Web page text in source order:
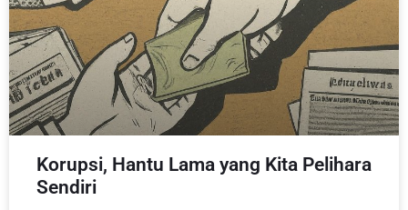
Korupsi, Hantu Lama yang Kita Pelihara
Sendiri